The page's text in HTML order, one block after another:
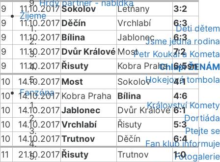
Hrdý partner - nabídka
Žijeme
Děti dětem
Jsme jedna rodina
Petr Koukal a Kometa
Chlapi ŽENÁM
Hokejová tombola
Fanzóna
Království Komety
Dortiáda
Ptejte se
Fan klub informuje
Fotogalerie
9
11.10.2017Sokolov Letňany
3:2
9
11.10.2017 Děčín Vrchlabí
6:3
9
11.10.2017 Bílina Jablonec
6:3
9
11.10.2017 Dvůr Králové Most
7:2
9
11.10.2017 Řisuty Kobra Praha 6:5sn
10
14.10.2017 Most Sokolov
4:1
10
14.10.2017 Kobra Praha Bílina
4:6
10
14.10.2017Jablonec Dvůr Králové 6:1
10
14.10.2017Vrchlabí Řisuty
5:3
10
14.10.2017Trutnov Děčín
6:4
11
21.10.2017 Řisuty Trutnov
1:0